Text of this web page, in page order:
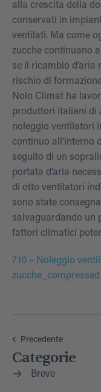
alla crescita della
conservati in
ventilati. Ma come
zucche continuano
se il ricambio d’aria
rischio di
Nolo Climat ha
produttori italiani di
noleggio ventilatori
continuo all’interno
seguito di un
portata d’aria
di otto ventilatori
sono state
salvaguardando un
fattori climatici
710 – Noleggio
zucche_compressed
Precedente
Categorie
Breve